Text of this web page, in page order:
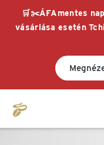
🛒✂️ÁFAmentes
vásárlása esetén